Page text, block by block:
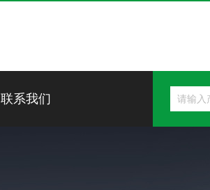
联系我们